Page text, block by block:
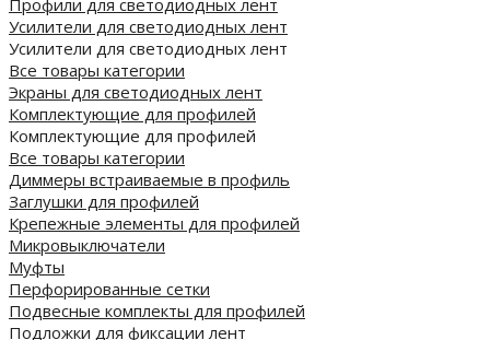
Усилители для светодиодных лент
Усилители для светодиодных лент
Все товары категории
Экраны для светодиодных лент
Комплектующие для профилей
Комплектующие для профилей
Все товары категории
Диммеры встраиваемые в профиль
Заглушки для профилей
Крепежные элементы для профилей
Микровыключатели
Муфты
Перфорированные сетки
Подвесные комплекты для профилей
Подложки для фиксации лент